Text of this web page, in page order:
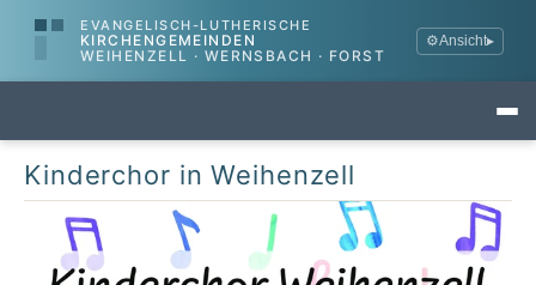
EVANGELISCH-LUTHERISCHE
KIRCHENGEMEINDEN
WEIHENZELL · WERNSBACH · FORST
⚙Ansicht▸
Kinderchor in Weihenzell